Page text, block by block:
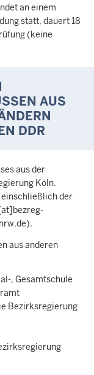
an einem
statt, dauert 18
(keine
AUS
DDR
aus der
Köln.
der
bezreg-
nrw.de).
aus anderen
, Gesamtschule
Bezirksregierung